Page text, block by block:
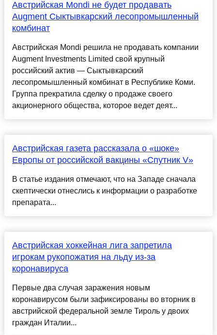
Австрийская Mondi не будет продавать
Augment Сыктывкарский лесопромышленный
комбинат
Австрийская Mondi решила не продавать компании
Augment Investments Limited свой крупный
российский актив — Сыктывкарский
лесопромышленный комбинат в Республике Коми.
Группа прекратила сделку о продаже своего
акционерного общества, которое ведет деят...
Австрийская газета рассказала о «шоке»
Европы от российской вакцины «Спутник V»
В статье издания отмечают, что на Западе сначала
скептически отнеслись к информации о разработке
препарата...
Австрийская хоккейная лига запретила
игрокам рукопожатия на льду из-за
коронавируса
Первые два случая заражения новым
коронавирусом были зафиксированы во вторник в
австрийской федеральной земле Тироль у двоих
граждан Италии...